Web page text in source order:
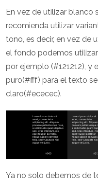
En vez de utilizar blanco
recomienda utilizar
tono, es decir, en vez de
el fondo podemos
por ejemplo (#121212), y
puro(#fff) para el texto
claro(#ececec).
Ya no solo debemos de